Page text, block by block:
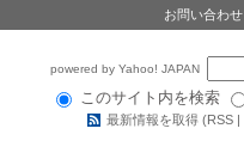
お問い合わせ
powered by Yahoo! JAPAN
このサイト内を検索
最新情報を取得 (RSS |